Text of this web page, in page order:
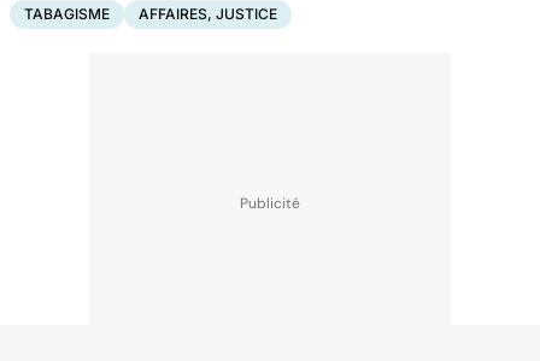
TABAGISME AFFAIRES, JUSTICE